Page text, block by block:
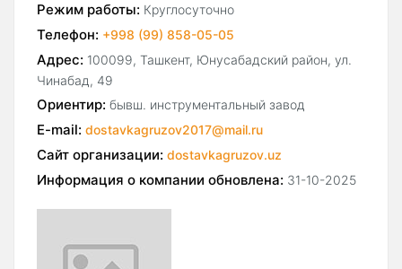
Режим работы: Круглосуточно
Телефон: +998 (99) 858-05-05
Адрес: 100099, Ташкент, Юнусабадский район, ул.
Чинабад, 49
Ориентир: бывш. инструментальный завод
E-mail: dostavkagruzov2017@mail.ru
Сайт организации: dostavkagruzov.uz
Информация о компании обновлена: 31-10-2025